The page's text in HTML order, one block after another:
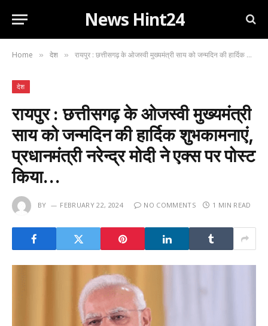
News Hint24
Home » देश » रायपुर : छत्तीसगढ़ के ओजस्वी मुख्यमंत्री साय को जन्मदिन की हार्दिक शुभकामनाएं, प्रधानमंत्री नरेन्द्र मोदी ने एक्स पर पोस्ट किया…
देश
रायपुर : छत्तीसगढ़ के ओजस्वी मुख्यमंत्री
साय को जन्मदिन की हार्दिक शुभकामनाएं,
प्रधानमंत्री नरेन्द्र मोदी ने एक्स पर पोस्ट
किया…
BY FEBRUARY 22, 2024 NO COMMENTS 1 MIN READ